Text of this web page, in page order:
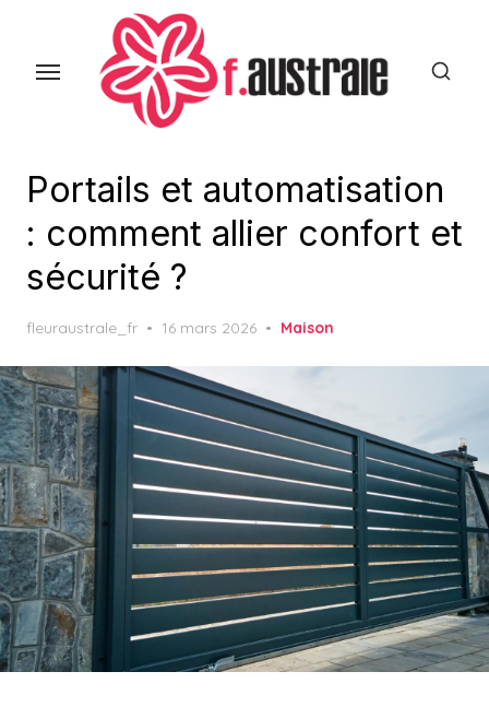
Portails et automatisation
: comment allier confort et
sécurité ?
fleuraustrale_fr
Posted
16 mars 2026 Maison